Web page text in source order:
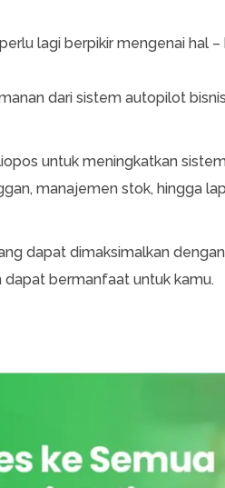
lagi berpikir mengenai hal –
dari sistem autopilot
untuk meningkatkan
manajemen stok, hingga
dapat dimaksimalkan
dapat bermanfaat untuk kamu.